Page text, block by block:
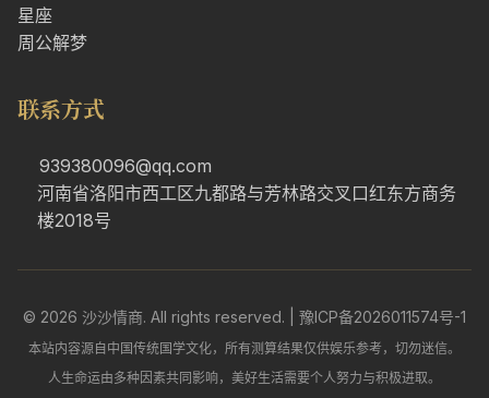
星座
周公解梦
联系方式
939380096@qq.com
河南省洛阳市西工区九都路与芳林路交叉口红东方商务
楼2018号
© 2026 沙沙情商. All rights reserved. | 豫ICP备2026011574号-1
本站内容源自中国传统国学文化，所有测算结果仅供娱乐参考，切勿迷信。
人生命运由多种因素共同影响，美好生活需要个人努力与积极进取。